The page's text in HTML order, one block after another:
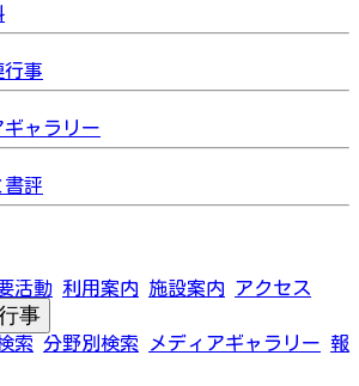
行事
ギャラリー
書評
活動 利用案内 施設案内 アクセス
事
索 分野別検索 メディアギャラリー 報